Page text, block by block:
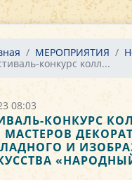
МЕРОПРИЯТИЯ
конкурс колл...
08:03
КОНКУРС
МАСТЕРОВ
И